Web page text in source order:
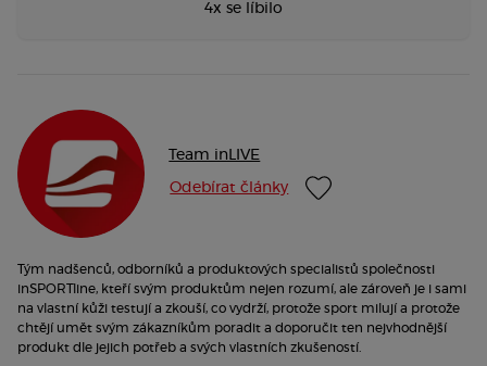
4x se líbilo
Team inLIVE
Odebírat články
Tým nadšenců, odborníků a produktových specialistů společnosti
inSPORTline, kteří svým produktům nejen rozumí, ale zároveň je i sami
na vlastní kůži testují a zkouší, co vydrží, protože sport milují a protože
chtějí umět svým zákazníkům poradit a doporučit ten nejvhodnější
produkt dle jejich potřeb a svých vlastních zkušeností.